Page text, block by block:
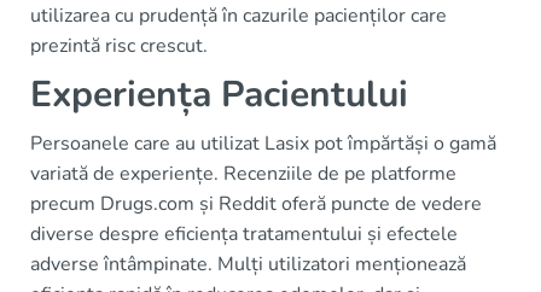
utilizarea cu prudență în cazurile pacienților care
prezintă risc crescut.
Experiența Pacientului
Persoanele care au utilizat Lasix pot împărtăși o gamă
variată de experiențe. Recenziile de pe platforme
precum Drugs.com și Reddit oferă puncte de vedere
diverse despre eficiența tratamentului și efectele
adverse întâmpinate. Mulți utilizatori menționează